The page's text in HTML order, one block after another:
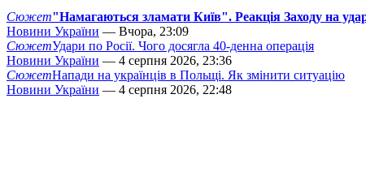
Сюжет"Намагаються зламати Київ". Реакція Заходу на
Новини України — Вчора, 23:09
СюжетУдари по Росії. Чого досягла 40-денна операція
Новини України — 4 серпня 2026, 23:36
СюжетНапади на українців в Польщі. Як змінити ситуацію
Новини України — 4 серпня 2026, 22:48